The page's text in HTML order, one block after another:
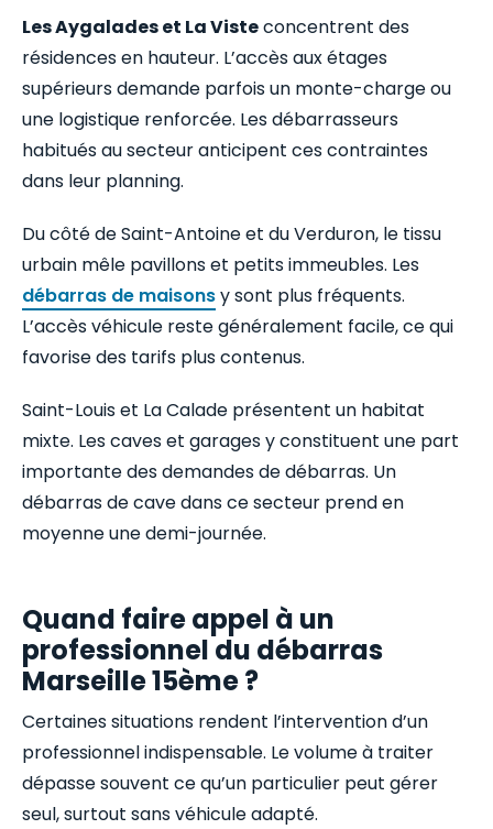
Les Aygalades et La Visteconcentrent des
résidences en hauteur. L’accès aux étages
supérieurs demande parfois un monte-charge ou
une logistique renforcée. Les débarrasseurs
habitués au secteur anticipent ces contraintes
dans leur planning.
Du côté de Saint-Antoine et du Verduron, le tissu
urbain mêle pavillons et petits immeubles. Les
débarras de maisonsy sont plus fréquents.
L’accès véhicule reste généralement facile, ce qui
favorise des tarifs plus contenus.
Saint-Louis et La Calade présentent un habitat
mixte. Les caves et garages y constituent une part
importante des demandes de débarras. Un
débarras de cave dans ce secteur prend en
moyenne une demi-journée.
Quand faire appel à un
professionnel du débarras
Marseille 15ème ?
Certaines situations rendent l’intervention d’un
professionnel indispensable. Le volume à traiter
dépasse souvent ce qu’un particulier peut gérer
seul, surtout sans véhicule adapté.